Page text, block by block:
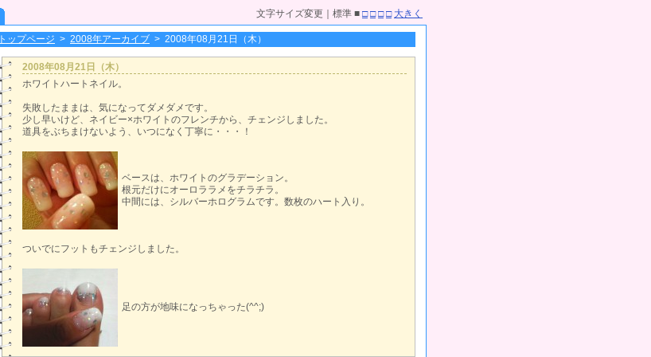
文字サイズ変更｜標準 ■ □ □ □ □ 大きく
トップページ > 2008年アーカイブ > 2008年08月21日（木）
2008年08月21日（木）
ホワイトハートネイル。
失敗したままは、気になってダメダメです。
少し早いけど、ネイビー×ホワイトのフレンチから、チェンジしました。
道具をぶちまけないよう、いつになく丁寧に・・・！
ベースは、ホワイトのグラデーション。
根元だけにオーロララメをチラチラ。
中間には、シルバーホログラムです。数枚のハート入り。
ついでにフットもチェンジしました。
足の方が地味になっちゃった(^^;)